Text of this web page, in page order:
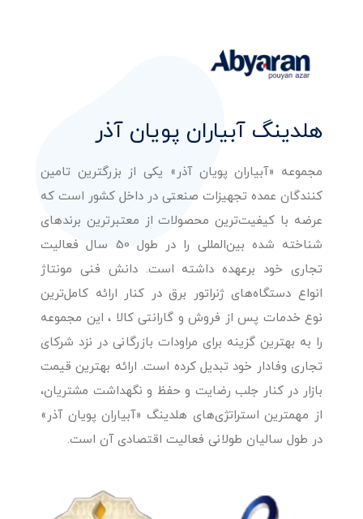
هلدینگ آبیاران پویان آذر
مجموعه «آبیاران پویان آذر» یکی از بزرگترین تامین
کنندگان عمده تجهیزات صنعتی در داخل کشور است که
عرضه با کیفیت‌ترین محصولات از معتبرترین برندهای
شناخته شده بین‌المللی را در طول 50 سال فعالیت
تجاری خود برعهده داشته است. دانش فنی مونتاژ
انواع دستگاه‌های ژنراتور برق در کنار ارائه کامل‌ترین
نوع خدمات پس از فروش و گارانتی کالا ، این مجموعه
را به بهترین گزینه برای مراودات بازرگانی در نزد شرکای
تجاری وفادار خود تبدیل کرده است. ارائه بهترین قیمت
بازار در کنار جلب رضایت و حفظ و نگهداشت مشتریان،
از مهمترین استراتژی‌های هلدینگ «آبیاران پویان آذر»
در طول سالیان طولانی فعالیت اقتصادی آن است.